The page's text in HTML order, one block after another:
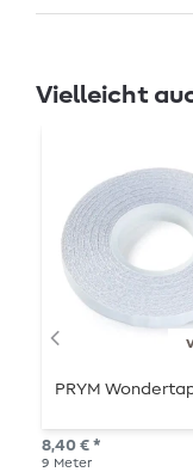
Vielleicht
PRYM
8,40 € *
9 Meter